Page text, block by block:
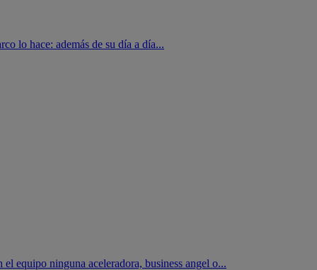
lo hace: además de su día a día...
equipo ninguna aceleradora, business angel o...